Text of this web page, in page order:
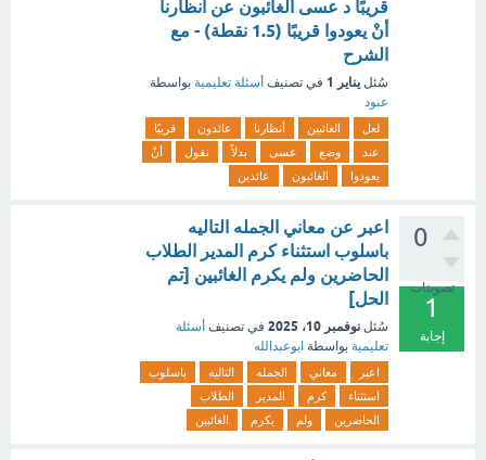
قريبًا د عسى الغائبون عن أنظارنا
أنْ يعودوا قريبًا (1.5 نقطة) - مع
الشرح
سُئل يناير 1 في تصنيف أسئلة تعليمية بواسطة
عبود
لعل الغائبين أنظارنا عائدون
قريبًا
عند
وضع عسى بدلاً نقول
أنْ
يعودوا
الغائبون عائدين
0
تصويتات
1
إجابة
اعبر عن معاني الجمله التاليه
باسلوب استثناء كرم المدير الطلاب
الحاضرين ولم يكرم الغائبين [تم
الحل]
سُئل نوفمبر 10، 2025 في تصنيف أسئلة
تعليمية بواسطة ابوعبدالله
اعبر معاني الجمله التاليه
باسلوب
استثناء
كرم المدير
الطلاب
الحاضرين
ولم يكرم الغائبين